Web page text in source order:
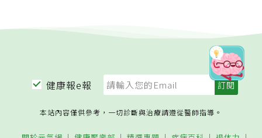
健康報e報
本站內容僅供參考，一切診斷與治療請遵從醫師指導。